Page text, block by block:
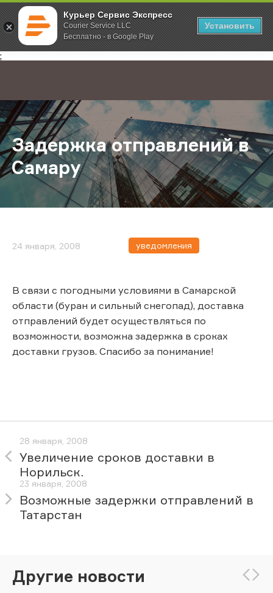
Курьер Сервис Экспресс
Courier Service LLC
Бесплатно - в Google Play
Установить
;
Главная О компании Новости Задержка отправлений в Самару
Задержка отправлений в
Самару
24 января, 2008 уведомления
В связи с погодными условиями в Самарской
области (буран и сильный снегопад), доставка
отправлений будет осуществляться по
возможности, возможна задержка в сроках
доставки грузов. Спасибо за понимание!
28 января, 2008
Увеличение сроков доставки в
Норильск.
23 января, 2008
Возможные задержки отправлений в
Татарстан
Другие новости